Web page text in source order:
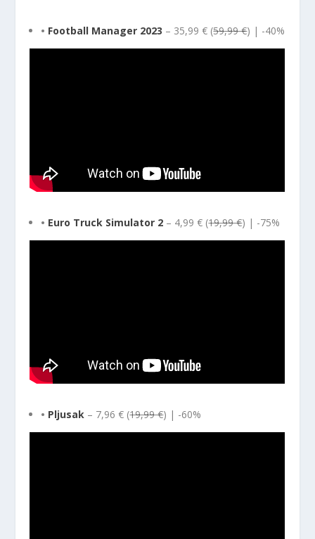
• Football Manager 2023 – 35,99 € (59,99 €) | -40%
• Euro Truck Simulator 2 – 4,99 € (19,99 €) | -75%
• Pljusak – 7,96 € (19,99 €) | -60%